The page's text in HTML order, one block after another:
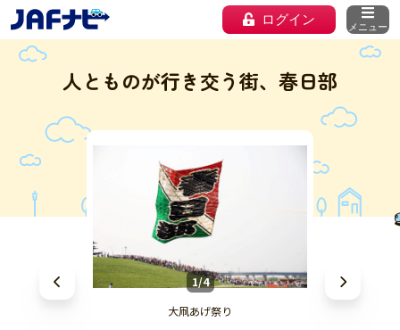
ログイン メニュー
人とものが行き交う街、春日部
1/4
大凧あげ祭り